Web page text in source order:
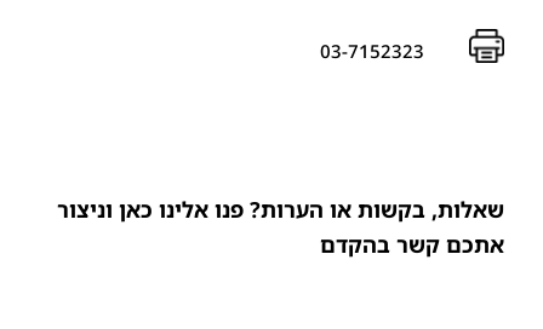
03-7152323
שאלות, בקשות או הערות? פנו אלינו כאן וניצור
אתכם קשר בהקדם